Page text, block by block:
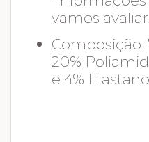
vamos
Composição:
20%
e 4%